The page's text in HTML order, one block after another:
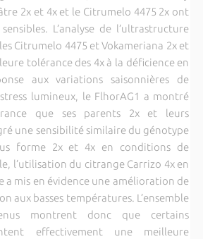
2x et 4x et le Citrumelo 4475 2x ont
L’analyse de l’ultrastructure
Citrumelo 4475 et Vokameriana 2x et
tolérance des 4x à la déficience en
aux variations saisonnières de
lumineux, le FlhorAG1 a montré
que ses parents 2x et leurs
une sensibilité similaire du génotype
forme 2x et 4x en conditions de
l’utilisation du citrange Carrizo 4x en
mis en évidence une amélioration de
aux basses températures. L’ensemble
montrent donc que certains
effectivement une meilleure